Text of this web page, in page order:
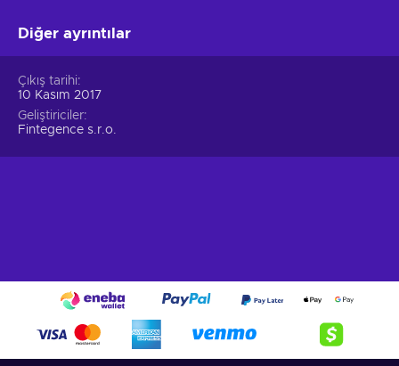
Diğer ayrıntılar
Çıkış tarihi
10 Kasım 2017
Geliştiriciler
Fintegence s.r.o.